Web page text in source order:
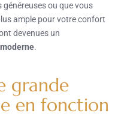
ou que vous
ample pour votre confort
devenues un
.
grande
en fonction